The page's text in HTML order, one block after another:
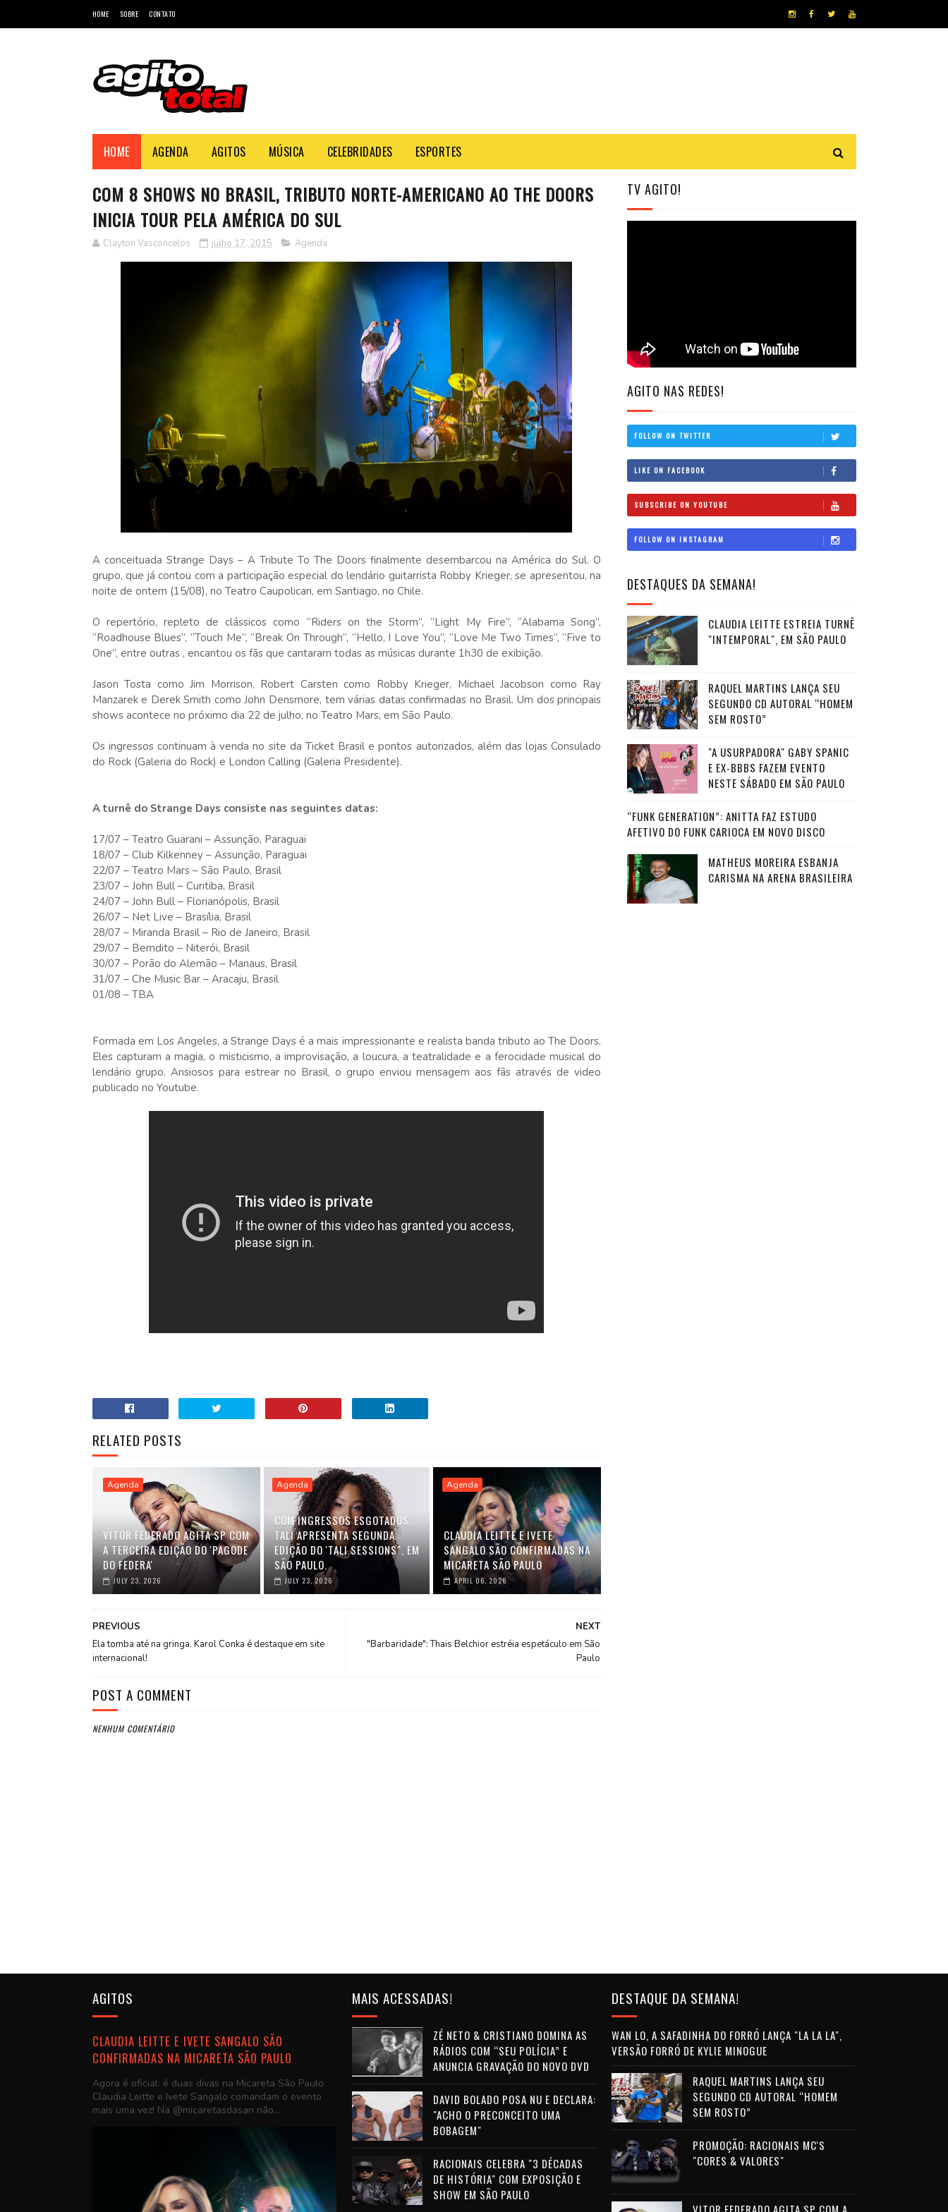
HOME SOBRE CONTATO
HOME AGENDA AGITOS MÚSICA CELEBRIDADES ESPORTES
COM 8 SHOWS NO BRASIL, TRIBUTO NORTE-AMERICANO AO THE DOORS
INICIA TOUR PELA AMÉRICA DO SUL
Clayton Vasconcelos julho 17, 2015 Agenda
A conceituada Strange Days – A Tribute To The Doors finalmente desembarcou na América do Sul. O
grupo, que já contou com a participação especial do lendário guitarrista Robby Krieger, se apresentou, na
noite de ontem (15/08), no Teatro Caupolican, em Santiago, no Chile.
O repertório, repleto de clássicos como “Riders on the Storm”, “Light My Fire”, “Alabama Song”,
“Roadhouse Blues”, “Touch Me”, “Break On Through”, “Hello, I Love You”, “Love Me Two Times”, “Five to
One”, entre outras , encantou os fãs que cantaram todas as músicas durante 1h30 de exibição.
Jason Tosta como Jim Morrison, Robert Carsten como Robby Krieger, Michael Jacobson como Ray
Manzarek e Derek Smith como John Densmore, tem várias datas confirmadas no Brasil. Um dos principais
shows acontece no próximo dia 22 de julho, no Teatro Mars, em São Paulo.
Os ingressos continuam à venda no site da Ticket Brasil e pontos autorizados, além das lojas Consulado
do Rock (Galeria do Rock) e London Calling (Galeria Presidente).
A turnê do Strange Days consiste nas seguintes datas:
17/07 – Teatro Guarani – Assunção, Paraguai
18/07 – Club Kilkenney – Assunção, Paraguai
22/07 – Teatro Mars – São Paulo, Brasil
23/07 – John Bull – Curitiba, Brasil
24/07 – John Bull – Florianópolis, Brasil
26/07 – Net Live – Brasília, Brasil
28/07 – Miranda Brasil – Rio de Janeiro, Brasil
29/07 – Bemdito – Niterói, Brasil
30/07 – Porão do Alemão – Manaus, Brasil
31/07 – Che Music Bar – Aracaju, Brasil
01/08 – TBA
Formada em Los Angeles, a Strange Days é a mais impressionante e realista banda tributo ao The Doors.
Eles capturam a magia, o misticismo, a improvisação, a loucura, a teatralidade e a ferocidade musical do
lendário grupo. Ansiosos para estrear no Brasil, o grupo enviou mensagem aos fãs através de video
publicado no Youtube.
RELATED POSTS
Agenda
VITOR FEDERADO AGITA SP COM
A TERCEIRA EDIÇÃO DO 'PAGODE
DO FEDERA'
JULY 23, 2026
Agenda
COM INGRESSOS ESGOTADOS,
TALI APRESENTA SEGUNDA
EDIÇÃO DO 'TALI SESSIONS", EM
SÃO PAULO.
JULY 23, 2026
Agenda
CLAUDIA LEITTE E IVETE
SANGALO SÃO CONFIRMADAS NA
MICARETA SÃO PAULO
APRIL 06, 2026
NEXT
"Barbaridade": Thais Belchior estréia espetáculo em São
Paulo
PREVIOUS
Ela tomba até na gringa. Karol Conka é destaque em site
internacional!
POST A COMMENT
NENHUM COMENTÁRIO
TV AGITO!
AGITO NAS REDES!
FOLLOW ON TWITTER
LIKE ON FACEBOOK
SUBSCRIBE ON YOUTUBE
FOLLOW ON INSTAGRAM
DESTAQUES DA SEMANA!
CLAUDIA LEITTE ESTREIA TURNÊ
"INTEMPORAL", EM SÃO PAULO
RAQUEL MARTINS LANÇA SEU
SEGUNDO CD AUTORAL “HOMEM
SEM ROSTO”
"A USURPADORA" GABY SPANIC
E EX-BBBS FAZEM EVENTO
NESTE SÁBADO EM SÃO PAULO
“FUNK GENERATION”: ANITTA FAZ ESTUDO
AFETIVO DO FUNK CARIOCA EM NOVO DISCO
MATHEUS MOREIRA ESBANJA
CARISMA NA ARENA BRASILEIRA
AGITOS
CLAUDIA LEITTE E IVETE SANGALO SÃO
CONFIRMADAS NA MICARETA SÃO PAULO
Agora é oficial: é duas divas na Micareta São Paulo.
Claudia Leitte e Ivete Sangalo comandam o evento
mais uma vez! Na @micaretasdasan não...
MAIS ACESSADAS!
ZÉ NETO & CRISTIANO DOMINA AS
RÁDIOS COM “SEU POLÍCIA” E
ANUNCIA GRAVAÇÃO DO NOVO DVD
DAVID BOLADO POSA NU E DECLARA:
"ACHO O PRECONCEITO UMA
BOBAGEM"
RACIONAIS CELEBRA "3 DÉCADAS
DE HISTÓRIA" COM EXPOSIÇÃO E
SHOW EM SÃO PAULO
DESTAQUE DA SEMANA!
WAN LO, A SAFADINHA DO FORRÓ LANÇA "LA LA LA",
VERSÃO FORRÓ DE KYLIE MINOGUE
RAQUEL MARTINS LANÇA SEU
SEGUNDO CD AUTORAL “HOMEM
SEM ROSTO”
PROMOÇÃO: RACIONAIS MC'S
"CORES & VALORES"